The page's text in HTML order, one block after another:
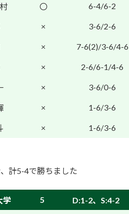
〇 6-4/6-2
× 3-6/2-6
× 7-6(2)/3-6/4-6
× 2-6/6-1/4-6
× 3-6/0-6
× 1-6/3-6
× 1-6/3-6
計5-4で勝ちました
学 5 D:1-2、S:4-2